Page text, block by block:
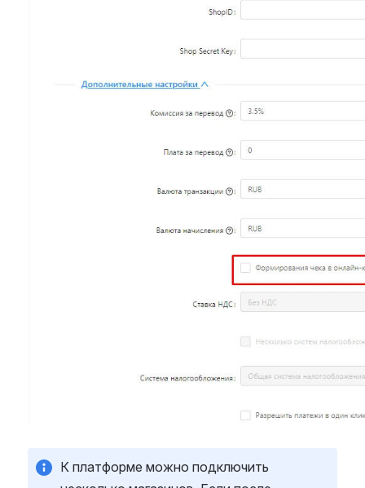
К платформе можно подключить